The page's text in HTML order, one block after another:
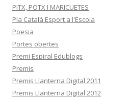
PITX, POTX I MARICUETES
Pla Català Esport a l'Escola
Poesia
Portes obertes
Premi Espiral Edublogs
Premis
Premis Llanterna Digital 2011
Premis Llanterna Digital 2012